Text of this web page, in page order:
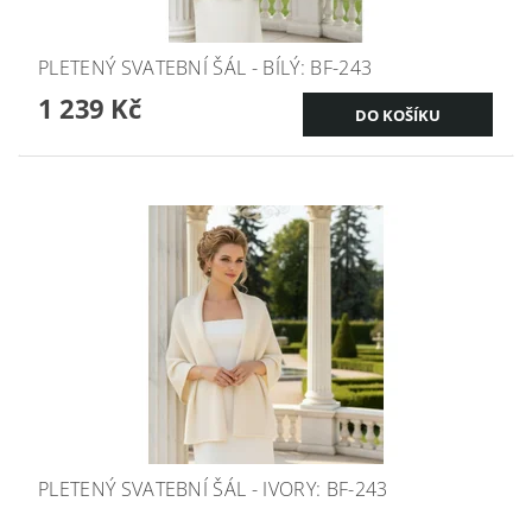
PLETENÝ SVATEBNÍ ŠÁL - BÍLÝ: BF-243
1 239 Kč
PLETENÝ SVATEBNÍ ŠÁL - IVORY: BF-243